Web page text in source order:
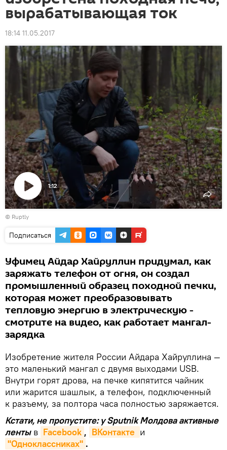
вырабатывающая ток
18:14 11.05.2017
Воспроизвести
видео
1:12
© Ruptly
Подписаться
Уфимец Айдар Хайруллин придумал, как
заряжать телефон от огня, он создал
промышленный образец походной печки,
которая может преобразовывать
тепловую энергию в электрическую -
смотрите на видео, как работает мангал-
зарядка
Изобретение жителя России Айдара Хайруллина —
это маленький мангал с двумя выходами USB.
Внутри горят дрова, на печке кипятится чайник
или жарится шашлык, а телефон, подключенный
к разъему, за полтора часа полностью заряжается.
Кстати, не пропустите: у Sputnik Молдова активные
ленты в Facebook , ВКонтакте и
"Одноклассниках" .